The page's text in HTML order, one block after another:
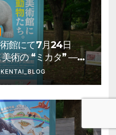
館にて7月24日
美術の “ミカタ” ―こ
』を開催。 上野公
混雑情報他